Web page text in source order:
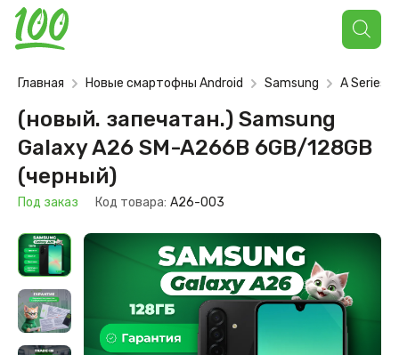
Поиск
товаров
Главная Новые смартофны Android Samsung A Series
(новый. запечатан.) Samsung
Galaxy A26 SM-A266B 6GB/128GB
(черный)
Под заказ Код товара: A26-003